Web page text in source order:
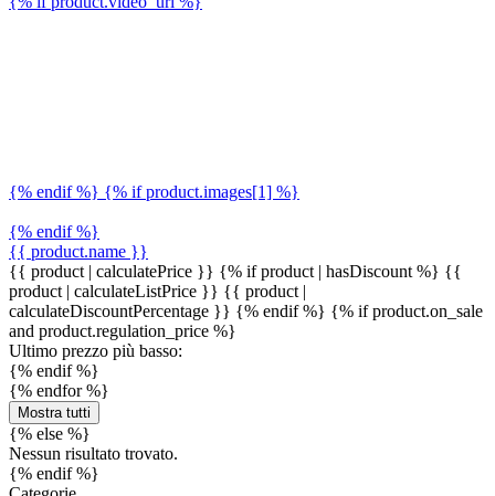
{% endif %} {% if product.images[1] %}
{% endif %}
{{ product.name }}
{{ product | calculatePrice }} {% if product | hasDiscount %} {{
product | calculateListPrice }} {{ product |
calculateDiscountPercentage }} {% endif %} {% if product.on_sale
and product.regulation_price %}
Ultimo prezzo più basso:
{% endif %}
{% endfor %}
Mostra tutti
{% else %}
Nessun risultato trovato.
{% endif %}